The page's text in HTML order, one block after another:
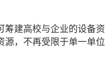
筹建高校与企业的设备资
源，不再受限于单一单位